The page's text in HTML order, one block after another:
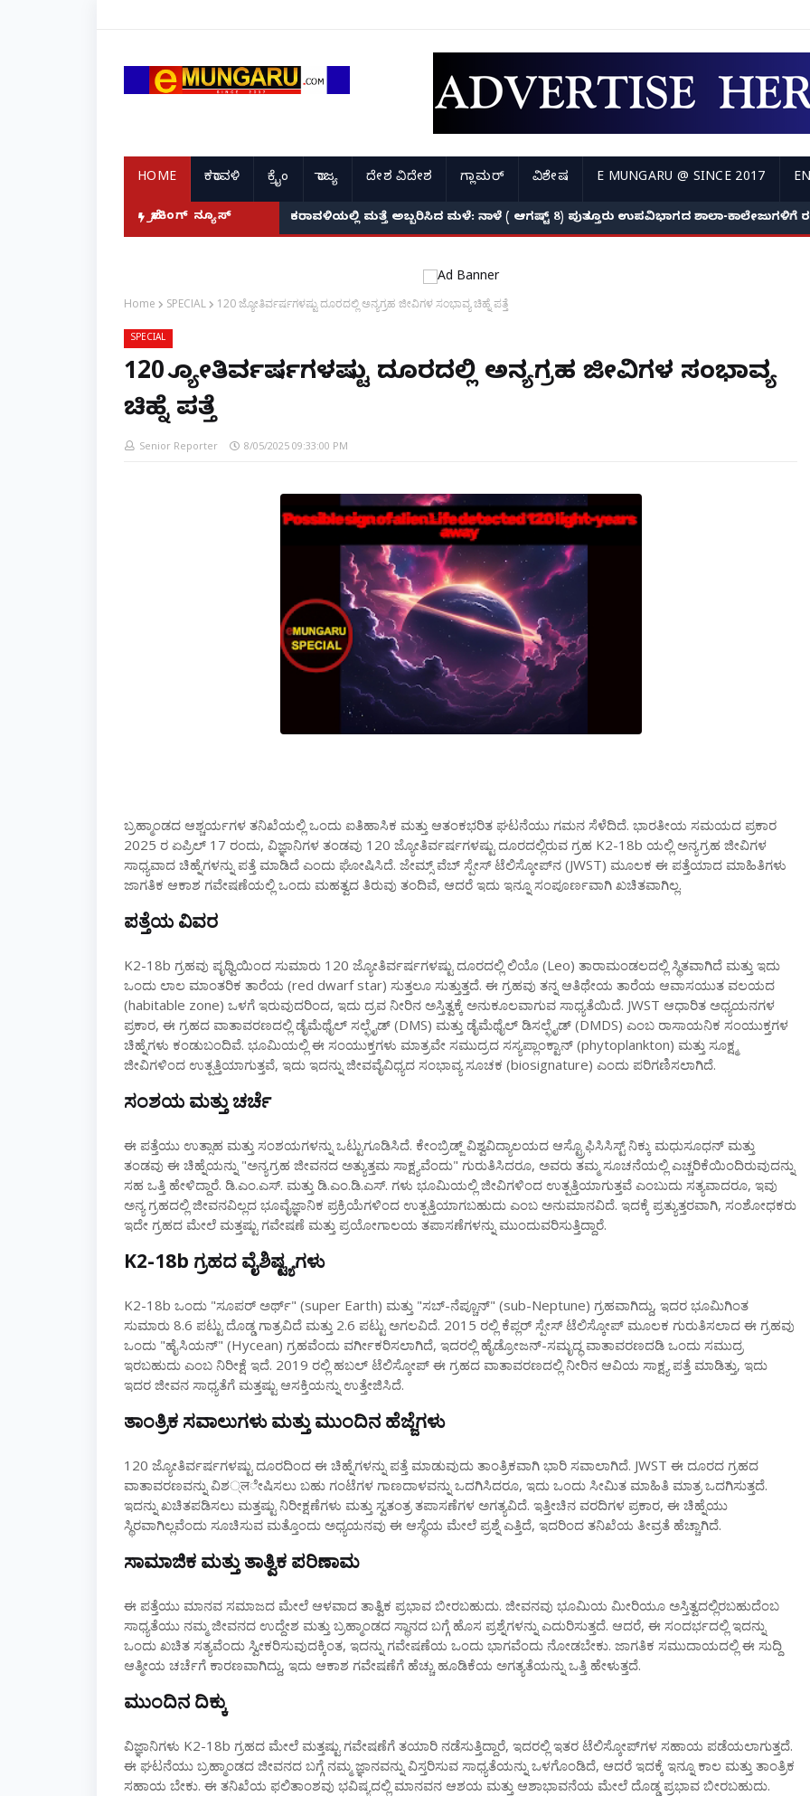
HOME ಕರಾವಳಿ ಕ್ರೈಂ ರಾಜ್ಯ ದೇಶ ವಿದೇಶ ಗ್ಲಾಮರ್ ವಿಶೇಷ E MUNGARU @ SINCE 2017
ಬ್ರೇಕಿಂಗ್ ನ್ಯೂಸ್ ಕರಾವಳಿಯಲ್ಲಿ ಮತ್ತೆ ಅಬ್ಬರಿಸಿದ ಮಳೆ: ನಾಳೆ ( ಆಗಷ್ಟ್ 8) ಪುತ್ತೂರು ಉಪವಿಭಾಗದ ಶಾಲಾ-
Home SPECIAL 120 ಜ್ಯೋತಿರ್ವರ್ಷಗಳಷ್ಟು ದೂರದಲ್ಲಿ ಅನ್ಯಗ್ರಹ ಜೀವಿಗಳ ಸಂಭಾವ್ಯ ಚಿಹ್ನೆ ಪತ್ತೆ
SPECIAL
120 ಜ್ಯೋತಿರ್ವರ್ಷಗಳಷ್ಟು ದೂರದಲ್ಲಿ ಅನ್ಯಗ್ರಹ ಜೀವಿಗಳ ಸಂಭಾವ್ಯ
ಚಿಹ್ನೆ ಪತ್ತೆ
Senior Reporter 8/05/2025 09:33:00 PM
ಬ್ರಹ್ಮಾಂಡದ ಆಶ್ಚರ್ಯಗಳ ತನಿಖೆಯಲ್ಲಿ ಒಂದು ಐತಿಹಾಸಿಕ ಮತ್ತು ಆತಂಕಭರಿತ ಘಟನೆಯು ಗಮನ ಸೆಳೆದಿದೆ. ಭಾರತೀಯ ಸಮಯದ ಪ್ರಕಾರ
2025 ರ ಏಪ್ರಿಲ್ 17 ರಂದು, ವಿಜ್ಞಾನಿಗಳ ತಂಡವು 120 ಜ್ಯೋತಿರ್ವರ್ಷಗಳಷ್ಟು ದೂರದಲ್ಲಿರುವ ಗ್ರಹ K2-18b ಯಲ್ಲಿ ಅನ್ಯಗ್ರಹ ಜೀವಿಗಳ
ಸಾಧ್ಯವಾದ ಚಿಹ್ನೆಗಳನ್ನು ಪತ್ತೆ ಮಾಡಿದೆ ಎಂದು ಘೋಷಿಸಿದೆ. ಜೇಮ್ಸ್ ವೆಬ್ ಸ್ಪೇಸ್ ಟೆಲಿಸ್ಕೋಪ್‌ನ (JWST) ಮೂಲಕ ಈ ಪತ್ತೆಯಾದ ಮಾಹಿತಿಗಳು
ಜಾಗತಿಕ ಆಕಾಶ ಗವೇಷಣೆಯಲ್ಲಿ ಒಂದು ಮಹತ್ವದ ತಿರುವು ತಂದಿವೆ, ಆದರೆ ಇದು ಇನ್ನೂ ಸಂಪೂರ್ಣವಾಗಿ ಖಚಿತವಾಗಿಲ್ಲ.
ಪತ್ತೆಯ ವಿವರ
K2-18b ಗ್ರಹವು ಪೃಥ್ವಿಯಿಂದ ಸುಮಾರು 120 ಜ್ಯೋತಿರ್ವರ್ಷಗಳಷ್ಟು ದೂರದಲ್ಲಿ ಲಿಯೊ (Leo) ತಾರಾಮಂಡಲದಲ್ಲಿ ಸ್ಥಿತವಾಗಿದೆ ಮತ್ತು ಇದು
ಒಂದು ಲಾಲ ಮಾಂತರಿಕ ತಾರೆಯ (red dwarf star) ಸುತ್ತಲೂ ಸುತ್ತುತ್ತದೆ. ಈ ಗ್ರಹವು ತನ್ನ ಆತಿಥೇಯ ತಾರೆಯ ಆವಾಸಯುತ ವಲಯದ
(habitable zone) ಒಳಗೆ ಇರುವುದರಿಂದ, ಇದು ದ್ರವ ನೀರಿನ ಅಸ್ತಿತ್ವಕ್ಕೆ ಅನುಕೂಲವಾಗುವ ಸಾಧ್ಯತೆಯಿದೆ. JWST ಆಧಾರಿತ ಅಧ್ಯಯನಗಳ
ಪ್ರಕಾರ, ಈ ಗ್ರಹದ ವಾತಾವರಣದಲ್ಲಿ ಡೈಮೆಥೈಲ್ ಸಲ್ಫೈಡ್ (DMS) ಮತ್ತು ಡೈಮೆಥೈಲ್ ಡಿಸಲ್ಫೈಡ್ (DMDS) ಎಂಬ ರಾಸಾಯನಿಕ ಸಂಯುಕ್ತಗಳ
ಚಿಹ್ನೆಗಳು ಕಂಡುಬಂದಿವೆ. ಭೂಮಿಯಲ್ಲಿ ಈ ಸಂಯುಕ್ತಗಳು ಮಾತ್ರವೇ ಸಮುದ್ರದ ಸಸ್ಯಪ್ಲಾಂಕ್ಟಾನ್ (phytoplankton) ಮತ್ತು ಸೂಕ್ಷ್ಮ
ಜೀವಿಗಳಿಂದ ಉತ್ಪತ್ತಿಯಾಗುತ್ತವೆ, ಇದು ಇದನ್ನು ಜೀವವೈವಿಧ್ಯದ ಸಂಭಾವ್ಯ ಸೂಚಕ (biosignature) ಎಂದು ಪರಿಗಣಿಸಲಾಗಿದೆ.
ಸಂಶಯ ಮತ್ತು ಚರ್ಚೆ
ಈ ಪತ್ತೆಯು ಉತ್ಸಾಹ ಮತ್ತು ಸಂಶಯಗಳನ್ನು ಒಟ್ಟುಗೂಡಿಸಿದೆ. ಕೇಂಬ್ರಿಡ್ಜ್ ವಿಶ್ವವಿದ್ಯಾಲಯದ ಆಸ್ಟ್ರೊಫಿಸಿಸಿಸ್ಟ್ ನಿಕ್ಕು ಮಧುಸೂಧನ್ ಮತ್ತು
ತಂಡವು ಈ ಚಿಹ್ನೆಯನ್ನು "ಅನ್ಯಗ್ರಹ ಜೀವನದ ಅತ್ಯುತ್ತಮ ಸಾಕ್ಷ್ಯವೆಂದು" ಗುರುತಿಸಿದರೂ, ಅವರು ತಮ್ಮ ಸೂಚನೆಯಲ್ಲಿ ಎಚ್ಚರಿಕೆಯಿಂದಿರುವುದನ್ನು
ಸಹ ಒತ್ತಿ ಹೇಳಿದ್ದಾರೆ. ಡಿ.ಎಂ.ಎಸ್. ಮತ್ತು ಡಿ.ಎಂ.ಡಿ.ಎಸ್. ಗಳು ಭೂಮಿಯಲ್ಲಿ ಜೀವಿಗಳಿಂದ ಉತ್ಪತ್ತಿಯಾಗುತ್ತವೆ ಎಂಬುದು ಸತ್ಯವಾದರೂ, ಇವು
ಅನ್ಯ ಗ್ರಹದಲ್ಲಿ ಜೀವನವಿಲ್ಲದ ಭೂವೈಜ್ಞಾನಿಕ ಪ್ರಕ್ರಿಯೆಗಳಿಂದ ಉತ್ಪತ್ತಿಯಾಗಬಹುದು ಎಂಬ ಅನುಮಾನವಿದೆ. ಇದಕ್ಕೆ ಪ್ರತ್ಯುತ್ತರವಾಗಿ, ಸಂಶೋಧಕರು
ಇದೇ ಗ್ರಹದ ಮೇಲೆ ಮತ್ತಷ್ಟು ಗವೇಷಣೆ ಮತ್ತು ಪ್ರಯೋಗಾಲಯ ತಪಾಸಣೆಗಳನ್ನು ಮುಂದುವರಿಸುತ್ತಿದ್ದಾರೆ.
K2-18b ಗ್ರಹದ ವೈಶಿಷ್ಟ್ಯಗಳು
K2-18b ಒಂದು "ಸೂಪರ್ ಅರ್ಥ್" (super Earth) ಮತ್ತು "ಸಬ್-ನೆಪ್ಚೂನ್" (sub-Neptune) ಗ್ರಹವಾಗಿದ್ದು, ಇದರ ಭೂಮಿಗಿಂತ
ಸುಮಾರು 8.6 ಪಟ್ಟು ದೊಡ್ಡ ಗಾತ್ರವಿದೆ ಮತ್ತು 2.6 ಪಟ್ಟು ಅಗಲವಿದೆ. 2015 ರಲ್ಲಿ ಕೆಪ್ಲರ್ ಸ್ಪೇಸ್ ಟೆಲಿಸ್ಕೋಪ್ ಮೂಲಕ ಗುರುತಿಸಲಾದ ಈ ಗ್ರಹವು
ಒಂದು "ಹೈಸಿಯನ್" (Hycean) ಗ್ರಹವೆಂದು ವರ್ಗೀಕರಿಸಲಾಗಿದೆ, ಇದರಲ್ಲಿ ಹೈಡ್ರೋಜನ್-ಸಮೃದ್ಧ ವಾತಾವರಣದಡಿ ಒಂದು ಸಮುದ್ರ
ಇರಬಹುದು ಎಂಬ ನಿರೀಕ್ಷೆ ಇದೆ. 2019 ರಲ್ಲಿ ಹಬಲ್ ಟೆಲಿಸ್ಕೋಪ್ ಈ ಗ್ರಹದ ವಾತಾವರಣದಲ್ಲಿ ನೀರಿನ ಆವಿಯ ಸಾಕ್ಷ್ಯ ಪತ್ತೆ ಮಾಡಿತ್ತು, ಇದು
ಇದರ ಜೀವನ ಸಾಧ್ಯತೆಗೆ ಮತ್ತಷ್ಟು ಆಸಕ್ತಿಯನ್ನು ಉತ್ತೇಜಿಸಿದೆ.
ತಾಂತ್ರಿಕ ಸವಾಲುಗಳು ಮತ್ತು ಮುಂದಿನ ಹೆಜ್ಜೆಗಳು
120 ಜ್ಯೋತಿರ್ವರ್ಷಗಳಷ್ಟು ದೂರದಿಂದ ಈ ಚಿಹ್ನೆಗಳನ್ನು ಪತ್ತೆ ಮಾಡುವುದು ತಾಂತ್ರಿಕವಾಗಿ ಭಾರಿ ಸವಾಲಾಗಿದೆ. JWST ಈ ದೂರದ ಗ್ರಹದ
ವಾತಾವರಣವನ್ನು ವಿಶ्लೇಷಿಸಲು ಬಹು ಗಂಟೆಗಳ ಗಾಣದಾಳವನ್ನು ಒದಗಿಸಿದರೂ, ಇದು ಒಂದು ಸೀಮಿತ ಮಾಹಿತಿ ಮಾತ್ರ ಒದಗಿಸುತ್ತದೆ.
ಇದನ್ನು ಖಚಿತಪಡಿಸಲು ಮತ್ತಷ್ಟು ನಿರೀಕ್ಷಣೆಗಳು ಮತ್ತು ಸ್ವತಂತ್ರ ತಪಾಸಣೆಗಳ ಅಗತ್ಯವಿದೆ. ಇತ್ತೀಚಿನ ವರದಿಗಳ ಪ್ರಕಾರ, ಈ ಚಿಹ್ನೆಯು
ಸ್ಥಿರವಾಗಿಲ್ಲವೆಂದು ಸೂಚಿಸುವ ಮತ್ತೊಂದು ಅಧ್ಯಯನವು ಈ ಆಸ್ಥೆಯ ಮೇಲೆ ಪ್ರಶ್ನೆ ಎತ್ತಿದೆ, ಇದರಿಂದ ತನಿಖೆಯ ತೀವ್ರತೆ ಹೆಚ್ಚಾಗಿದೆ.
ಸಾಮಾಜಿಕ ಮತ್ತು ತಾತ್ವಿಕ ಪರಿಣಾಮ
ಈ ಪತ್ತೆಯು ಮಾನವ ಸಮಾಜದ ಮೇಲೆ ಆಳವಾದ ತಾತ್ವಿಕ ಪ್ರಭಾವ ಬೀರಬಹುದು. ಜೀವನವು ಭೂಮಿಯ ಮೀರಿಯೂ ಅಸ್ತಿತ್ವದಲ್ಲಿರಬಹುದೆಂಬ
ಸಾಧ್ಯತೆಯು ನಮ್ಮ ಜೀವನದ ಉದ್ದೇಶ ಮತ್ತು ಬ್ರಹ್ಮಾಂಡದ ಸ್ಥಾನದ ಬಗ್ಗೆ ಹೊಸ ಪ್ರಶ್ನೆಗಳನ್ನು ಎದುರಿಸುತ್ತದೆ. ಆದರೆ, ಈ ಸಂದರ್ಭದಲ್ಲಿ ಇದನ್ನು
ಒಂದು ಖಚಿತ ಸತ್ಯವೆಂದು ಸ್ವೀಕರಿಸುವುದಕ್ಕಿಂತ, ಇದನ್ನು ಗವೇಷಣೆಯ ಒಂದು ಭಾಗವೆಂದು ನೋಡಬೇಕು. ಜಾಗತಿಕ ಸಮುದಾಯದಲ್ಲಿ ಈ ಸುದ್ದಿ
ಆತ್ಮೀಯ ಚರ್ಚೆಗೆ ಕಾರಣವಾಗಿದ್ದು, ಇದು ಆಕಾಶ ಗವೇಷಣೆಗೆ ಹೆಚ್ಚು ಹೂಡಿಕೆಯ ಅಗತ್ಯತೆಯನ್ನು ಒತ್ತಿ ಹೇಳುತ್ತದೆ.
ಮುಂದಿನ ದಿಕ್ಕು
ವಿಜ್ಞಾನಿಗಳು K2-18b ಗ್ರಹದ ಮೇಲೆ ಮತ್ತಷ್ಟು ಗವೇಷಣೆಗೆ ತಯಾರಿ ನಡೆಸುತ್ತಿದ್ದಾರೆ, ಇದರಲ್ಲಿ ಇತರ ಟೆಲಿಸ್ಕೋಪ್‌ಗಳ ಸಹಾಯ ಪಡೆಯಲಾಗುತ್ತದೆ.
ಈ ಘಟನೆಯು ಬ್ರಹ್ಮಾಂಡದ ಜೀವನದ ಬಗ್ಗೆ ನಮ್ಮ ಜ್ಞಾನವನ್ನು ವಿಸ್ತರಿಸುವ ಸಾಧ್ಯತೆಯನ್ನು ಒಳಗೊಂಡಿದೆ, ಆದರೆ ಇದಕ್ಕೆ ಇನ್ನೂ ಕಾಲ ಮತ್ತು ತಾಂತ್ರಿಕ
ಸಹಾಯ ಬೇಕು. ಈ ತನಿಖೆಯ ಫಲಿತಾಂಶವು ಭವಿಷ್ಯದಲ್ಲಿ ಮಾನವನ ಆಶಯ ಮತ್ತು ಆಶಾಭಾವನೆಯ ಮೇಲೆ ದೊಡ್ಡ ಪ್ರಭಾವ ಬೀರಬಹುದು.